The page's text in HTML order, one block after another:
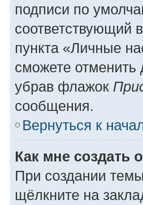
подписи по
соответствующий
пункта «Личные
сможете
убрав флажок
сообщения.
Вернуться к
Как мне создать
При создании
щёлкните на